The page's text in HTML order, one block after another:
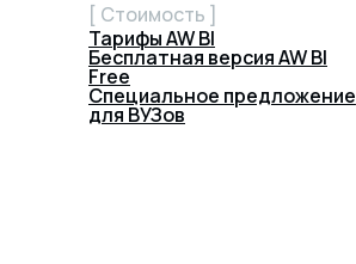
[ Стоимость ]
Тарифы AW BI
Бесплатная версия AW BI
Free
Специальное предложение
для ВУЗов